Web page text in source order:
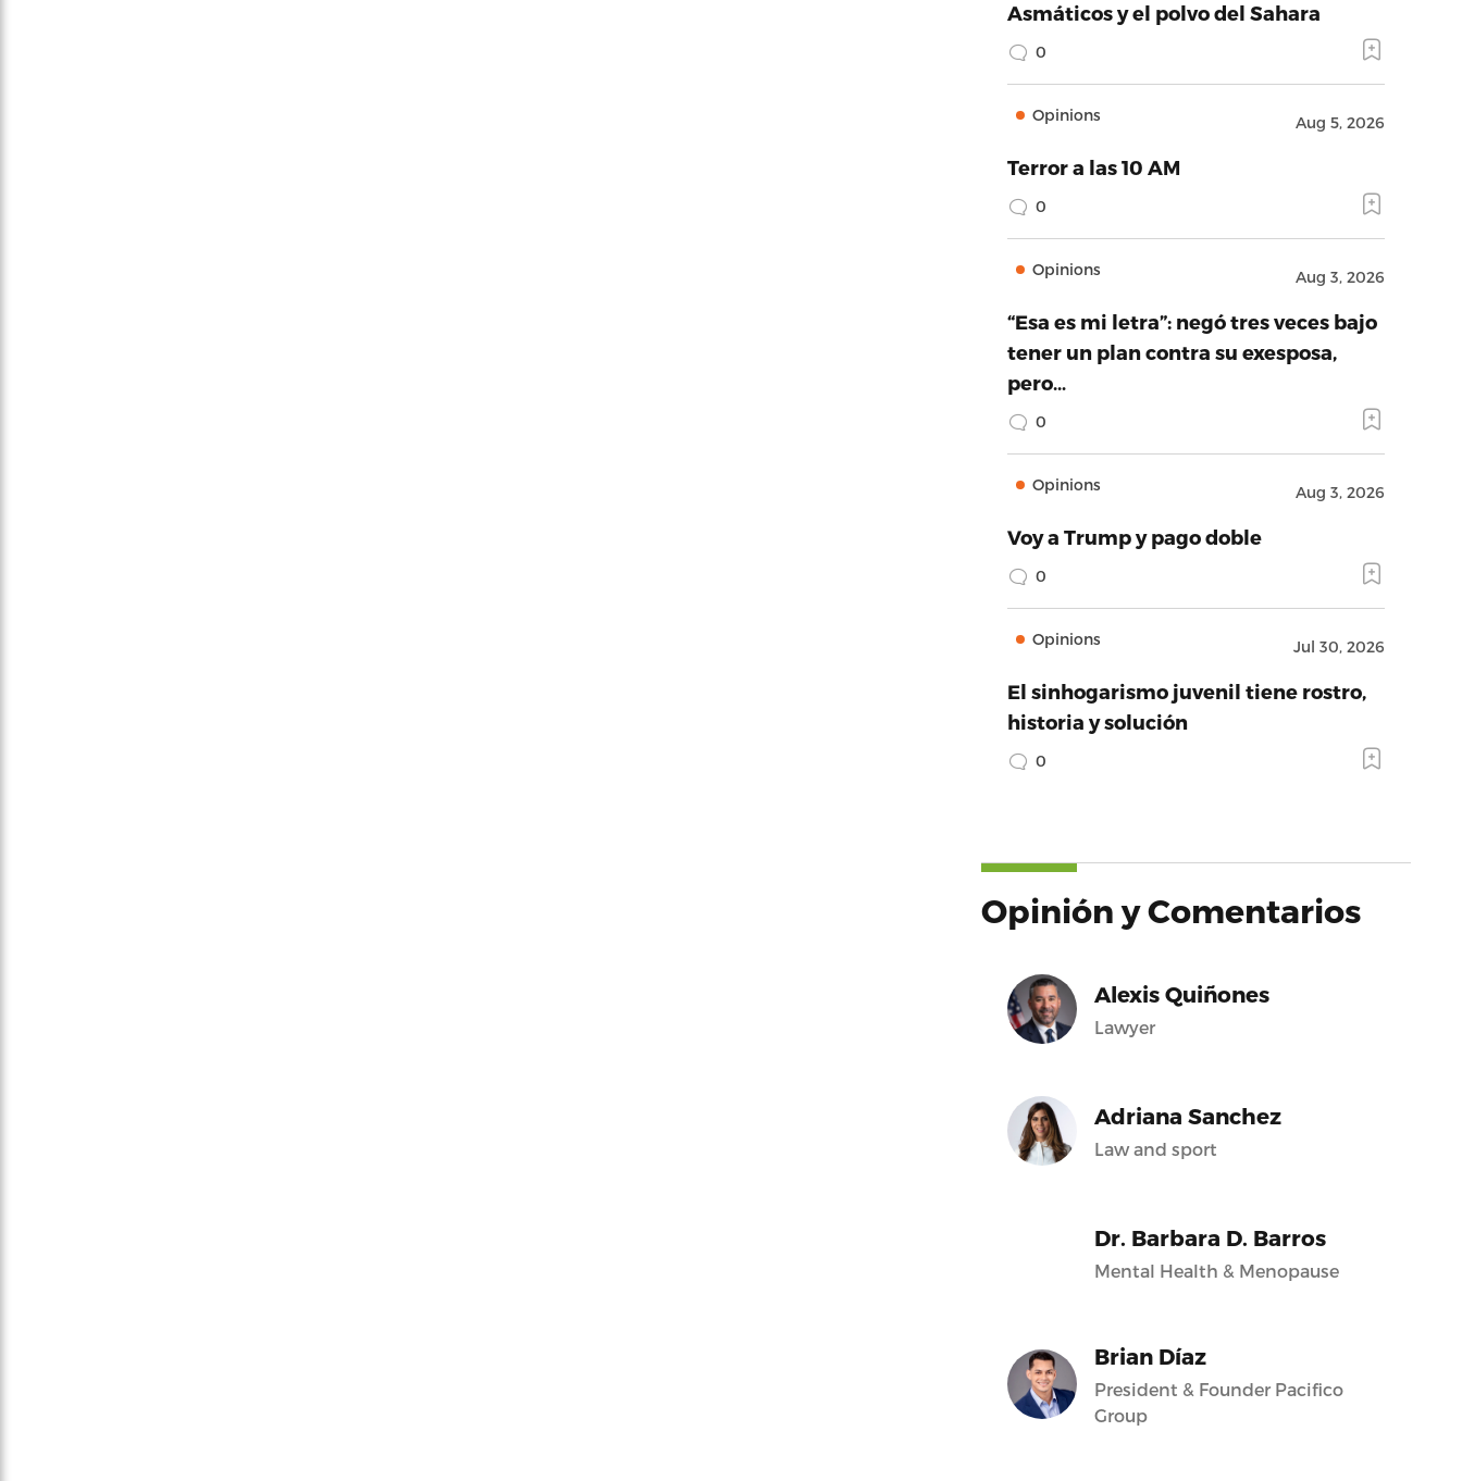
Asmáticos y el polvo del Sahara
0
Opinions Aug 5, 2026
Terror a las 10 AM
0
Opinions Aug 3, 2026
“Esa es mi letra”: negó tres veces bajo
tener un plan contra su exesposa,
pero…
0
Opinions Aug 3, 2026
Voy a Trump y pago doble
0
Opinions Jul 30, 2026
El sinhogarismo juvenil tiene rostro,
historia y solución
0
Opinión y Comentarios
Alexis Quiñones
Lawyer
Adriana Sanchez
Law and sport
Dr. Barbara D. Barros
Mental Health & Menopause
Brian Díaz
President & Founder Pacifico
Group